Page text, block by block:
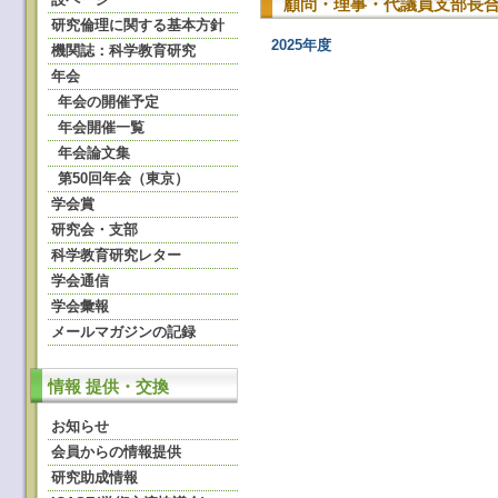
研究倫理に関する基本方針
機関誌：科学教育研究
年会
年会の開催予定
年会開催一覧
年会論文集
第50回年会（東京）
学会賞
研究会・支部
科学教育研究レター
学会通信
学会彙報
メールマガジンの記録
情報 提供・交換
お知らせ
会員からの情報提供
研究助成情報
顧問・理事・代議員支部長
2025年度